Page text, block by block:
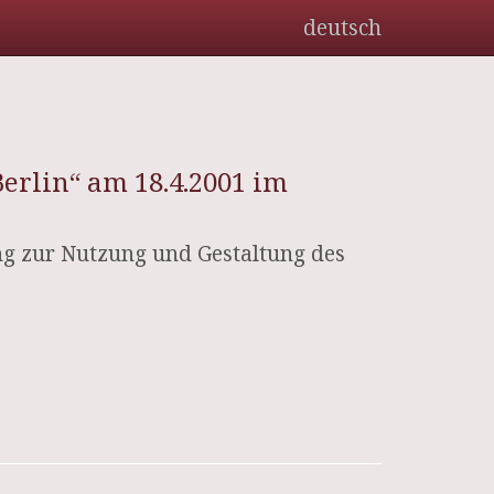
deutsch
am 18.4.2001 im
zur Nutzung und Gestaltung des